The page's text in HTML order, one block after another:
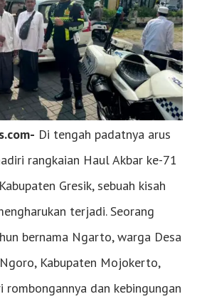
Di tengah padatnya arus
rangkaian Haul Akbar ke-71
Gresik, sebuah kisah
terjadi. Seorang
bernama Ngarto, warga Desa
Kabupaten Mojokerto,
dan kebingungan